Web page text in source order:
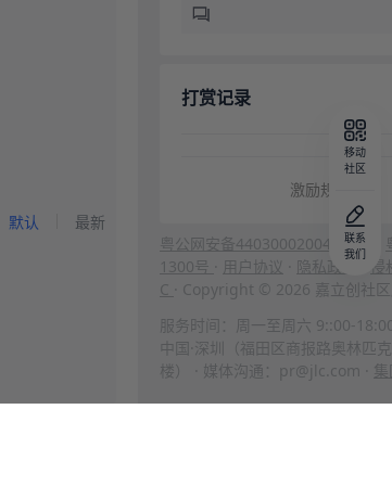
默认 最新
打赏记录
激励规则
粤公网安备44030002004666号
1300号
用户协议 隐私政策· 侵
C
· Copyright © 2026 嘉立创社
服务时间：周一至周六 9::00-
中国·深圳（福田区商报路奥林匹
楼） · 媒体沟通：pr@jlc.com ·
移动
社区
联系
我们